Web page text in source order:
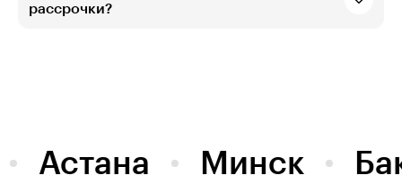
рассрочки?
Астана Минск